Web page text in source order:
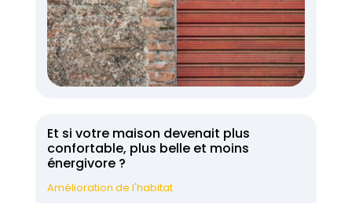
Et si votre maison devenait plus
confortable, plus belle et moins
énergivore ?
Amélioration de l'habitat